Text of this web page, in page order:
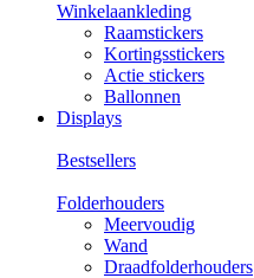
Winkelaankleding
Raamstickers
Kortingsstickers
Actie stickers
Ballonnen
Displays
Bestsellers
Folderhouders
Meervoudig
Wand
Draadfolderhouders